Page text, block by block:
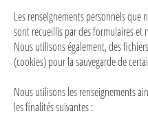
Les renseignements personnels que
sont recueillis par desformulaires et
Nous utilisons également, des
(cookies) pour la sauvegarde de
Nous utilisons les renseignements
les finalités suivantes :